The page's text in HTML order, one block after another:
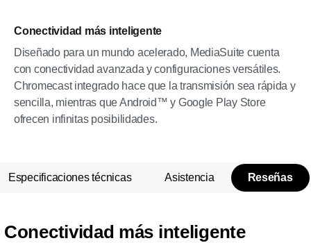
Conectividad más inteligente
Diseñado para un mundo acelerado, MediaSuite cuenta
con conectividad avanzada y configuraciones versátiles.
Chromecast integrado hace que la transmisión sea rápida y
sencilla, mientras que Android™ y Google Play Store
ofrecen infinitas posibilidades.
Especificaciones técnicas Asistencia Reseñas
Conectividad más inteligente